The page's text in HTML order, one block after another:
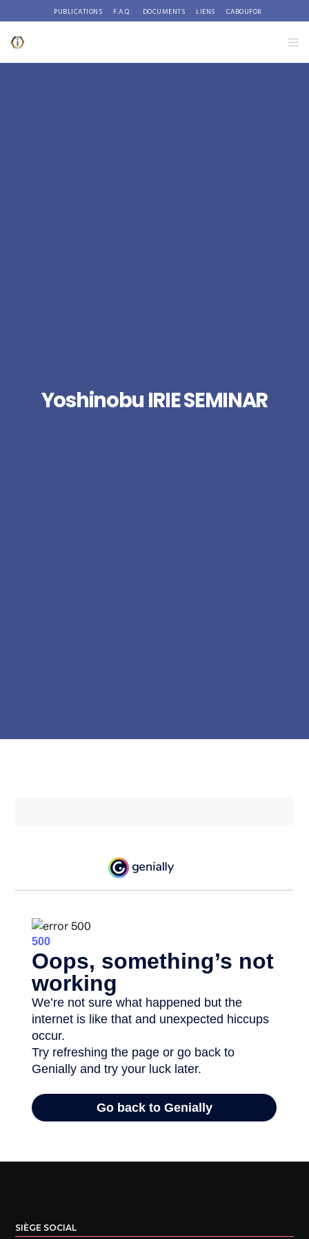
PUBLICATIONS F.A.Q. DOCUMENTS LIENS CABOUFOR
Yoshinobu IRIE SEMINAR
SIÈGE SOCIAL